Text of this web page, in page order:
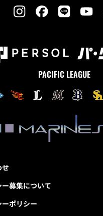
PACIFIC LEAGUE
募集について
ポリシー